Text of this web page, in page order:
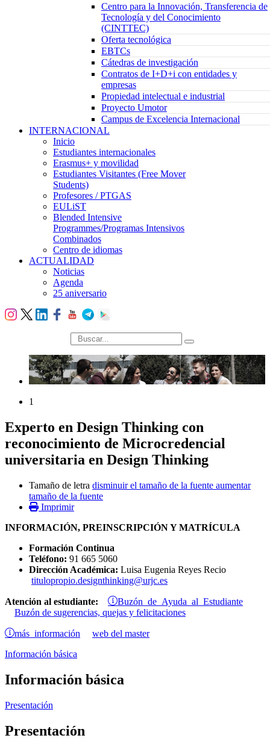
Centro para la Innovación, Transferencia de
Tecnología y del Conocimiento
(CINTTEC)
Oferta tecnológica
EBTCs
Cátedras de investigación
Contratos de I+D+i con entidades y
empresas
Propiedad intelectual e industrial
Proyecto Umotor
Campus de Excelencia Internacional
INTERNACIONAL
Inicio
Estudiantes internacionales
Erasmus+ y movilidad
Estudiantes Visitantes (Free Mover
Students)
Profesores / PTGAS
EULiST
Blended Intensive
Programmes/Programas Intensivos
Combinados
Centro de idiomas
ACTUALIDAD
Noticias
Agenda
25 aniversario
búsqueda
1
Experto en Design Thinking con
reconocimiento de Microcredencial
universitaria en Design Thinking
Tamaño de letra disminuir el tamaño de la fuente aumentar
tamaño de la fuente
Imprimir
INFORMACIÓN, PREINSCRIPCIÓN Y MATRÍCULA
Formación Continua
Teléfono: 91 665 5060
Dirección Académica: Luisa Eugenia Reyes Recio
titulopropio.designthinking@urjc.es
Atención al estudiante: Buzón de Ayuda al Estudiante
Buzón de sugerencias, quejas y felicitaciones
más información
web del master
Información básica
Información básica
Presentación
Presentación